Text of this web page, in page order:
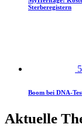
Sterberegistern
5
Boom bei DNA-
Aktuelle